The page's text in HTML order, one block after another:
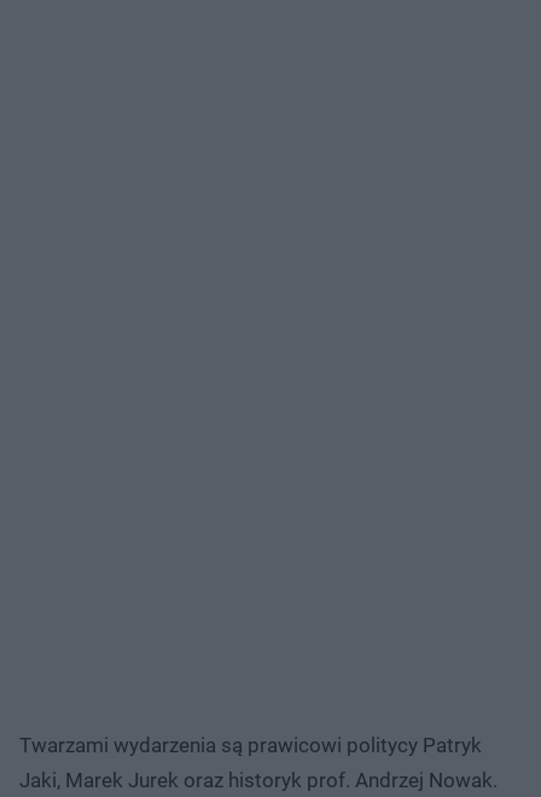
Twarzami wydarzenia są prawicowi politycy Patryk
Jaki, Marek Jurek oraz historyk prof. Andrzej Nowak.